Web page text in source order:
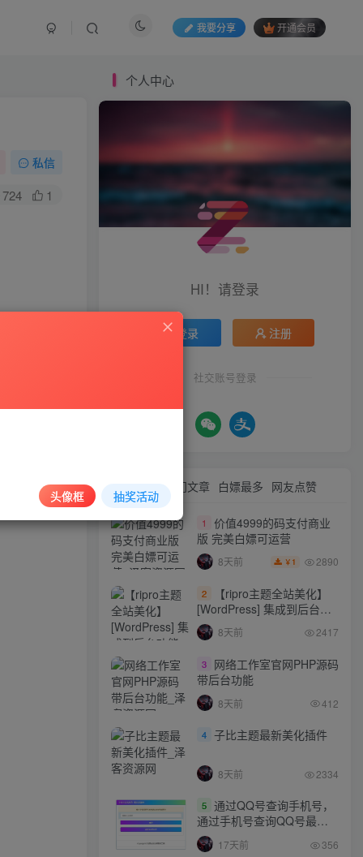
我要分享 开通会员
私信
724 1
个人中心
HI！请登录
登录 注册
社交账号登录
热门文章 白嫖最多 网友点赞
1
价值4999的码支付商业
版 完美白嫖可运营
8天前 ￥ 1 2890
2
【ripro主题全站美化】
[WordPress] 集成到后台功
能的全站美化包
WordPress…
8天前 2417
3
网络工作室官网PHP源码
带后台功能
8天前 412
4 子比主题最新美化插件
8天前 2334
5 通过QQ号查询手机号，
通过手机号查询QQ号最新
网站源码
17天前 356
头像框 抽奖活动